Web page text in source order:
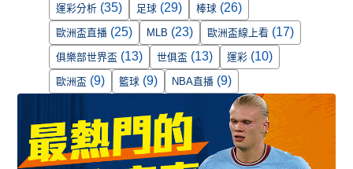
運彩分析 (35) 足球 (29) 棒球 (26)
歐洲盃直播 (25) MLB (23) 歐洲盃線上看 (17)
俱樂部世界盃 (13) 世俱盃 (13) 運彩 (10)
歐洲盃 (9) 籃球 (9) NBA直播 (9)